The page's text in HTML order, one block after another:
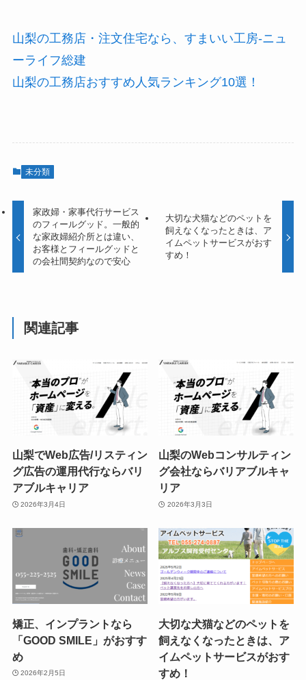
山梨の工務店・注文住宅なら、すまいい工房-ニュ
ーライフ総建
山梨の工務店おすすめ人気ランキング10選！
未分類
家政婦・家事代行サービス
のフィールグッド。一般的
な家政婦紹介所とは違い、
お客様とフィールグッドと
の会社間契約なので安心
大切な犬猫などのペットを
飼えなくなったときは、ア
イムペットサービスがおす
すめ！
関連記事
山梨でWeb広告/リスティン
グ広告の運用代行ならバリ
アブルキャリア
2026年3月4日
山梨のWebコンサルティン
グ会社ならバリアブルキャ
リア
2026年3月3日
矯正、インプラントなら
「GOOD SMILE」がおすす
め
2026年2月5日
大切な犬猫などのペットを
飼えなくなったときは、ア
イムペットサービスがおす
すめ！